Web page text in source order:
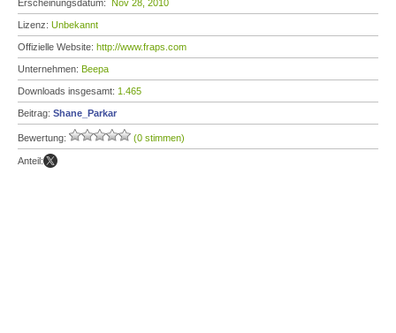
Erscheinungsdatum: Nov 28, 2010
Lizenz: Unbekannt
Offizielle Website: http://www.fraps.com
Unternehmen: Beepa
Downloads insgesamt: 1.465
Beitrag: Shane_Parkar
Bewertung: (0 stimmen)
Anteil: